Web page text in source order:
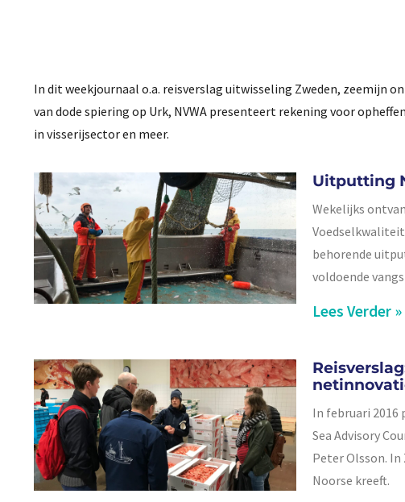
In dit weekjournaal o.a. reisverslag uitwisseling Zweden, zeemijn
van dode spiering op Urk, NVWA presenteert rekening voor
in visserijsector en meer.
Uitputting
Wekelijks
Voedselkwaliteit
behorende
voldoende
Lees Verder »
In februari 2016
Sea Advisory
Peter Olsson.
Noorse kreeft.